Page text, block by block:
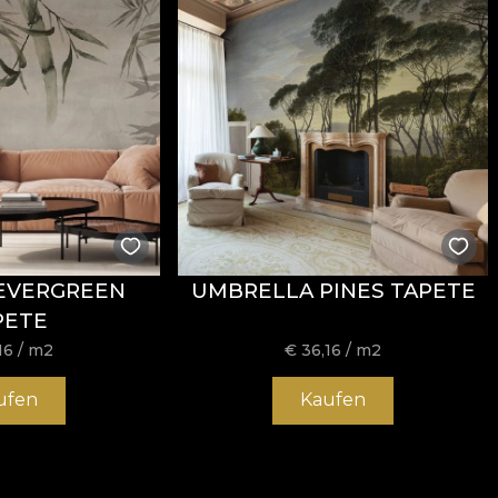
la testul de inflamabilitate tip țigară.
fără înălbire, fără stoarcere prin răsucire, fără
și structură rezistentă, potrivit pentru proiecte de
/ m2
UMBRELLA PINES TAPETE
€36,16 / m2
Kaufen